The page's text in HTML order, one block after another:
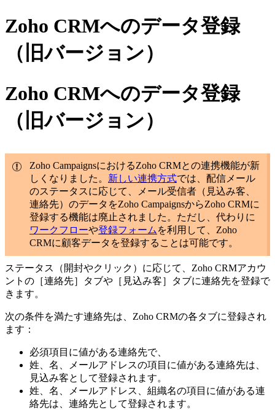
Zoho CRMへのデータ登録
（旧バージョン）
Zoho CRMへのデータ登録
（旧バージョン）
Zoho CampaignsにおけるZoho CRMとの連携機能が新
しくなりました。 新しい連携方式では、配信メール
のステータスに応じて、メール受信者（見込み客、
連絡先）のデータをZoho CampaignsからZoho CRMに
登録する機能は廃止されました。ただし、代わりに
ワークフローや登録フォーム を利用して、Zoho
CRMに顧客データを登録することは可能です。
ステータス（開封やクリック）に応じて、Zoho CRMアカウ
ントの［連絡先］タブや［見込み客］タブに連絡先を登録で
きます。
次の条件を満たす連絡先は、Zoho CRMの各タブに登録され
ます：
必須項目に値がある連絡先で、
姓、名、メールアドレスの項目に値がある連絡先は、
見込み客として登録されます。
姓、名、メールアドレス、組織名の項目に値がある連
絡先は、連絡先として登録されます。